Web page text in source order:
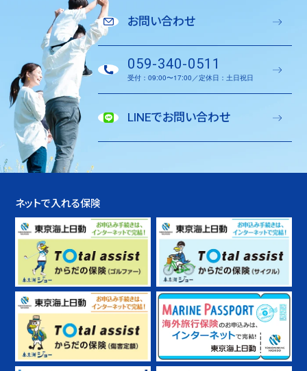
お問い合わせ
059-340-0511
受付：09:00〜17:00／定休日：土日祝日
LINEでお問い合わせ
ネットで入れる保険